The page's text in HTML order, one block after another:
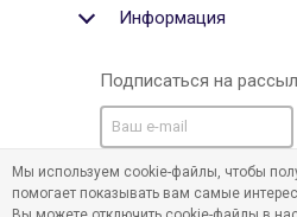
Информация
Подписаться на
Мы в социальных
Мы используем cookie-файлы, чтобы
помогает показывать вам самые